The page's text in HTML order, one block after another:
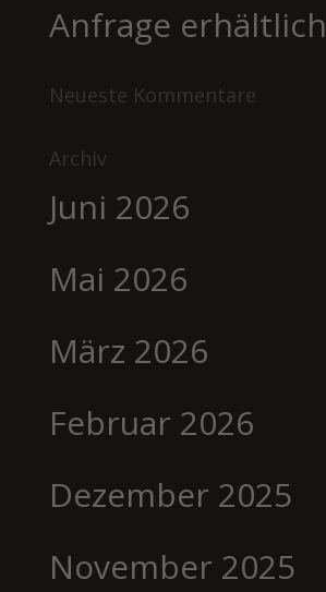
Anfrage erhältlich
Neueste Kommentare
Archiv
Juni 2026
Mai 2026
März 2026
Februar 2026
Dezember 2025
November 2025